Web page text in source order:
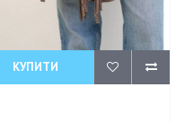
КУПИТИ